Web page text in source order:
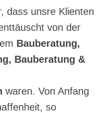
dass unsre Klienten
von der
Bauberatung,
Bauberatung &
waren. Von Anfang
so